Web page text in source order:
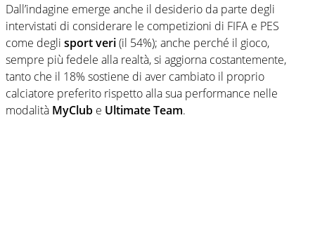
Dall’indagine emerge anche il desiderio da parte degli
intervistati di considerare le competizioni di FIFA e PES
come degli sport veri(il 54%); anche perché il gioco,
sempre più fedele alla realtà, si aggiorna costantemente,
tanto che il 18% sostiene di aver cambiato il proprio
calciatore preferito rispetto alla sua performance nelle
modalità MyClub e Ultimate Team.